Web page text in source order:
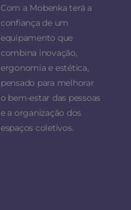
Com a Mobenka terá a
confiança de um
equipamento que
combina inovação,
ergonomia e estética,
pensado para melhorar
o bem-estar das pessoas
e a organização dos
espaços coletivos.